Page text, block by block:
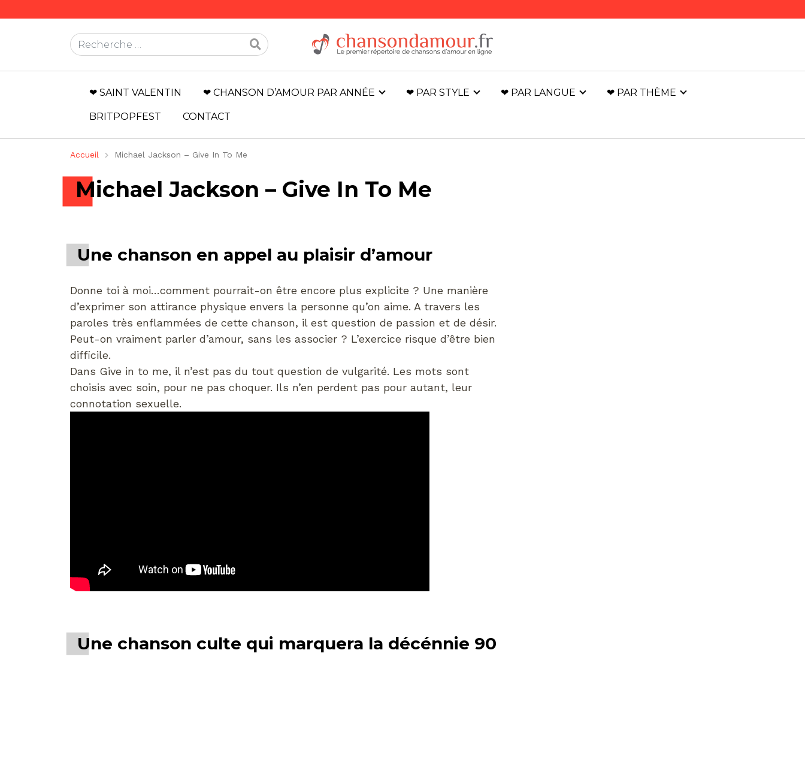
Rechercher
❤ SAINT VALENTIN ❤ CHANSON D’AMOUR PAR ANNÉE ❤ PAR STYLE ❤ PAR LANGUE ❤ PAR THÈME
BRITPOPFEST CONTACT
Accueil Michael Jackson – Give In To Me
Michael Jackson – Give In To Me
Une chanson en appel au plaisir d’amour
Donne toi à moi…comment pourrait-on être encore plus explicite ? Une manière
d’exprimer son attirance physique envers la personne qu’on aime. A travers les
paroles très enflammées de cette chanson, il est question de passion et de désir.
Peut-on vraiment parler d’amour, sans les associer ? L’exercice risque d’être bien
difficile.
Dans Give in to me, il n’est pas du tout question de vulgarité. Les mots sont
choisis avec soin, pour ne pas choquer. Ils n’en perdent pas pour autant, leur
connotation sexuelle.
Une chanson culte qui marquera la décénnie 90